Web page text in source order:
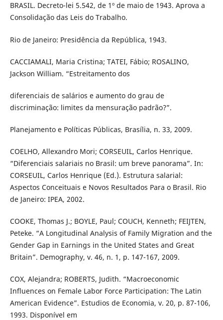
BRASIL. Decreto-lei 5.542, de 1º de maio de 1943. Aprova a
Consolidação das Leis do Trabalho.
Rio de Janeiro: Presidência da República, 1943.
CACCIAMALI, Maria Cristina; TATEI, Fábio; ROSALINO,
Jackson William. “Estreitamento dos
diferenciais de salários e aumento do grau de
discriminação: limites da mensuração padrão?”.
Planejamento e Políticas Públicas, Brasília, n. 33, 2009.
COELHO, Allexandro Mori; CORSEUIL, Carlos Henrique.
“Diferenciais salariais no Brasil: um breve panorama”. In:
CORSEUIL, Carlos Henrique (Ed.). Estrutura salarial:
Aspectos Conceituais e Novos Resultados Para o Brasil. Rio
de Janeiro: IPEA, 2002.
COOKE, Thomas J.; BOYLE, Paul; COUCH, Kenneth; FEIJTEN,
Peteke. “A Longitudinal Analysis of Family Migration and the
Gender Gap in Earnings in the United States and Great
Britain”. Demography, v. 46, n. 1, p. 147-167, 2009.
COX, Alejandra; ROBERTS, Judith. “Macroeconomic
Influences on Female Labor Force Participation: The Latin
American Evidence”. Estudios de Economia, v. 20, p. 87-106,
1993. Disponível em